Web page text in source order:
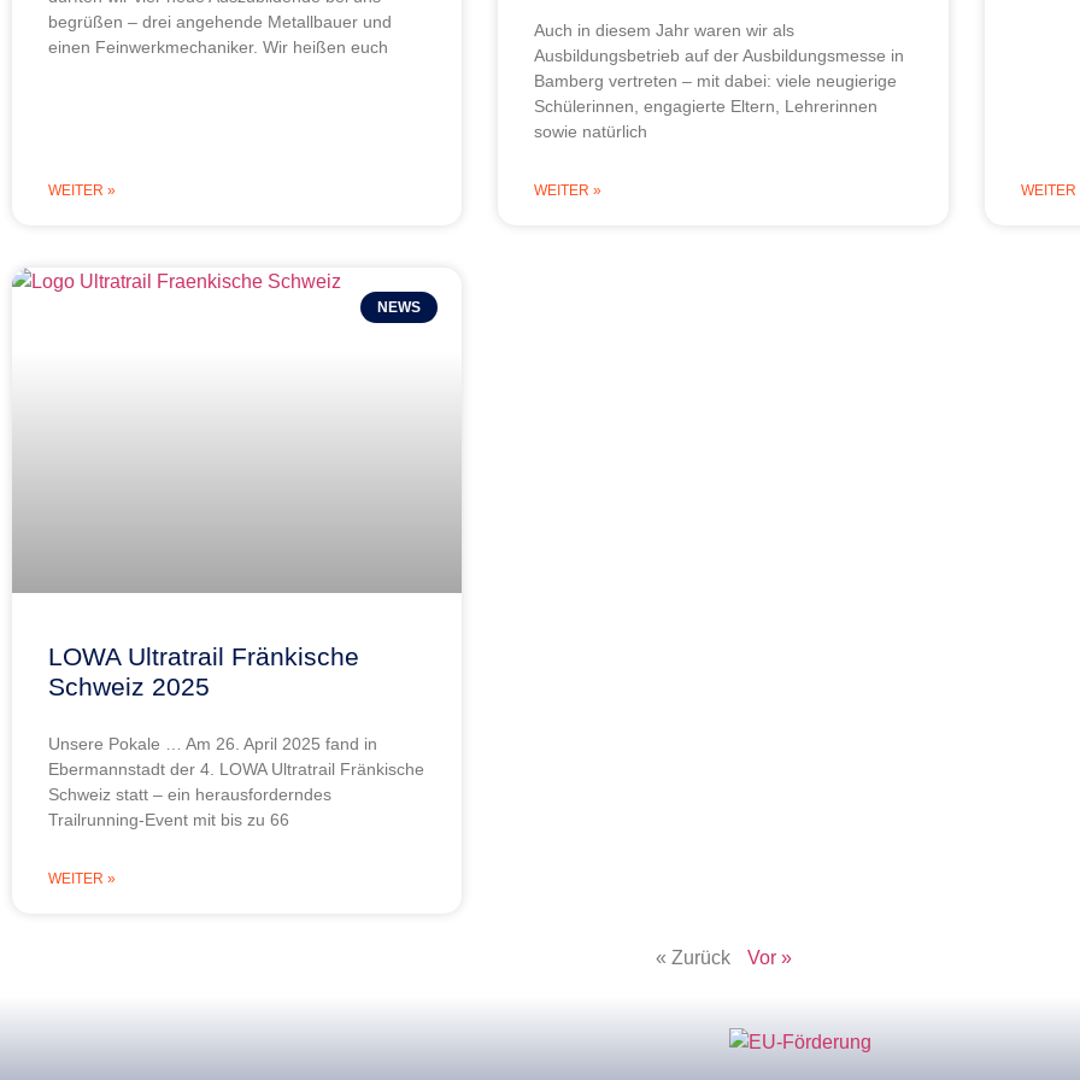
begrüßen – drei angehende Metallbauer und
einen Feinwerkmechaniker. Wir heißen euch
WEITER »
Auch in diesem Jahr waren wir als
Ausbildungsbetrieb auf der Ausbildungsmesse in
Bamberg vertreten – mit dabei: viele neugierige
Schülerinnen, engagierte Eltern, Lehrerinnen
sowie natürlich
WEITER » WEITER
NEWS
LOWA Ultratrail Fränkische
Schweiz 2025
Unsere Pokale … Am 26. April 2025 fand in
Ebermannstadt der 4. LOWA Ultratrail Fränkische
Schweiz statt – ein herausforderndes
Trailrunning-Event mit bis zu 66
WEITER »
« Zurück Vor »